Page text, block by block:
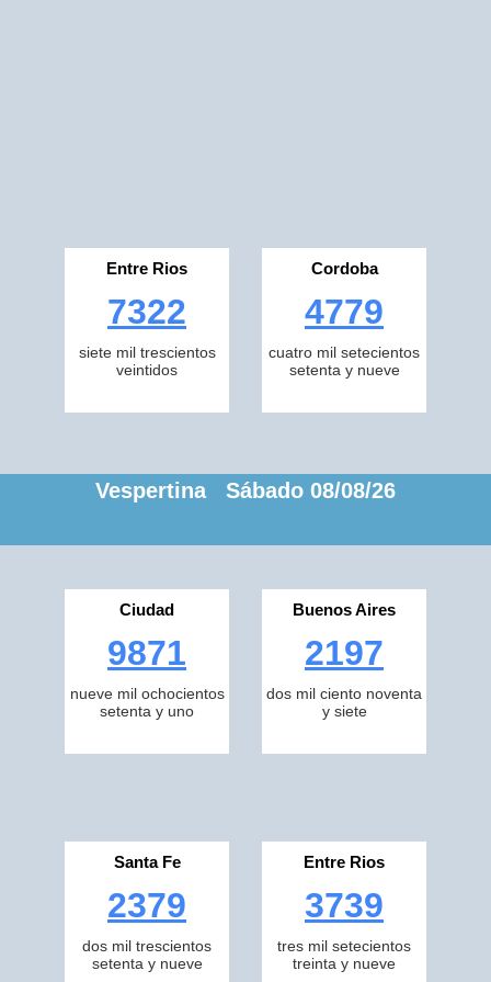
Entre Rios
7322
siete mil trescientos
veintidos
Cordoba
4779
cuatro mil setecientos
setenta y nueve
Vespertina Sábado 08/08/26
Ciudad
9871
nueve mil ochocientos
setenta y uno
Buenos Aires
2197
dos mil ciento noventa
y siete
Santa Fe
2379
dos mil trescientos
setenta y nueve
Entre Rios
3739
tres mil setecientos
treinta y nueve